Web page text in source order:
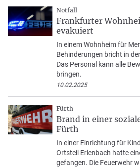
Notfall
Frankfurter
evakuiert
In einem Wohnheim für
Behinderungen bricht in
Das Personal kann alle
bringen.
10.02.2025
Fürth
Brand in einer
Fürth
In einer Einrichtung für
Ortsteil Erlenbach hatte
gefangen. Die Feuerwehr